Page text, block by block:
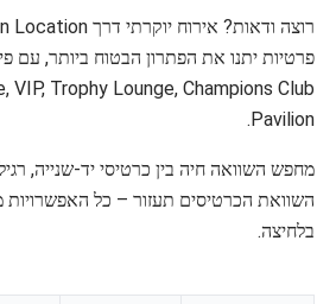
Pavilion.
מחפש השוואה חיה בין כרטיסי יד-שנייה,
השוואת הכרטיסים תעזור – כל האפשרויות
בלחיצה.